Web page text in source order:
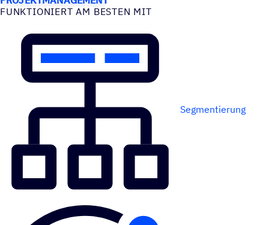
FUNK­TIO­NIERT AM BESTEN MIT
Segmentierung